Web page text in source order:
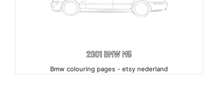
Bmw colouring pages - etsy nederland